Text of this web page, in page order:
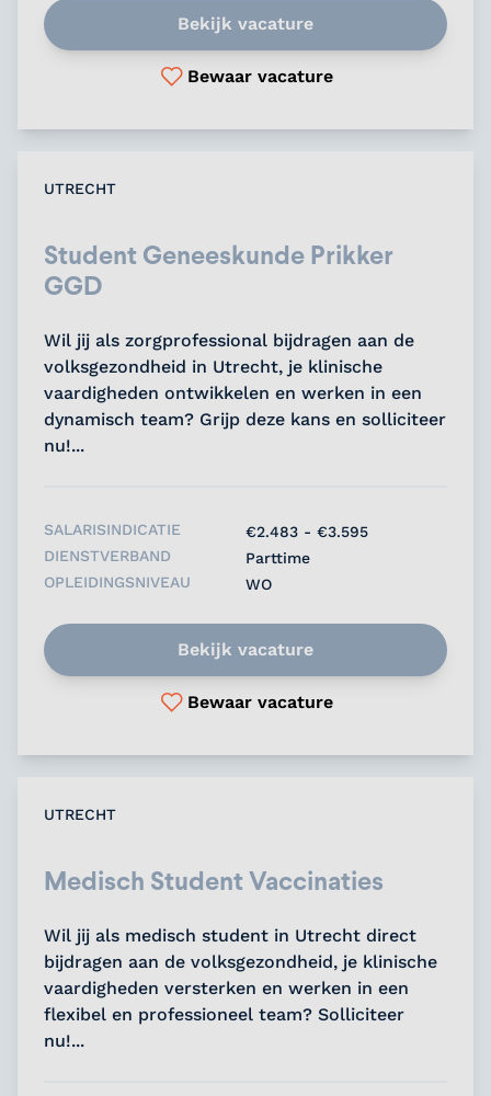
Bekijk vacature
Bewaar vacature
UTRECHT
Student Geneeskunde Prikker
GGD
Wil jij als zorgprofessional bijdragen aan de
volksgezondheid in Utrecht, je klinische
vaardigheden ontwikkelen en werken in een
dynamisch team? Grijp deze kans en solliciteer
nu!...
SALARISINDICATIE
€2.483 - €3.595
DIENSTVERBAND
Parttime
OPLEIDINGSNIVEAU
WO
Bekijk vacature
Bewaar vacature
UTRECHT
Medisch Student Vaccinaties
Wil jij als medisch student in Utrecht direct
bijdragen aan de volksgezondheid, je klinische
vaardigheden versterken en werken in een
flexibel en professioneel team? Solliciteer
nu!...